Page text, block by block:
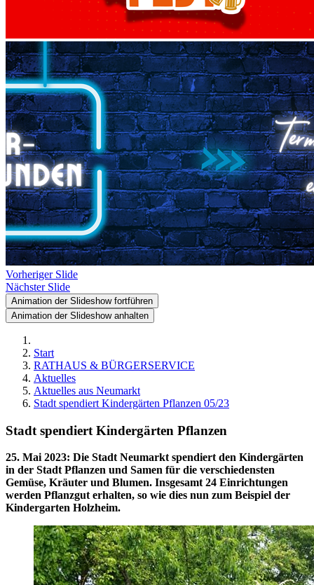
Vorheriger Slide
Nächster Slide
Animation der Slideshow fortführen
Animation der Slideshow anhalten
Start
RATHAUS & BÜRGERSERVICE
Aktuelles
Aktuelles aus Neumarkt
Stadt spendiert Kindergärten Pflanzen 05/23
Stadt spendiert Kindergärten Pflanzen
25. Mai 2023: Die Stadt Neumarkt spendiert den Kindergärten
in der Stadt Pflanzen und Samen für die verschiedensten
Gemüse, Kräuter und Blumen. Insgesamt 24 Einrichtungen
werden Pflanzgut erhalten, so wie dies nun zum Beispiel der
Kindergarten Holzheim.